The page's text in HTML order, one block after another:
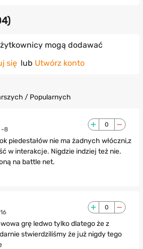
)
mogą dodawać
się lub Utwórz konto
/ Popularnych
-8
0
piedestałów nie ma żadnych włóczni,z
w interakcje. Nigdzie indziej też nie.
na battle net.
16
0
grę ledwo tylko dlatego że z
stwierdziliśmy że już nigdy tego